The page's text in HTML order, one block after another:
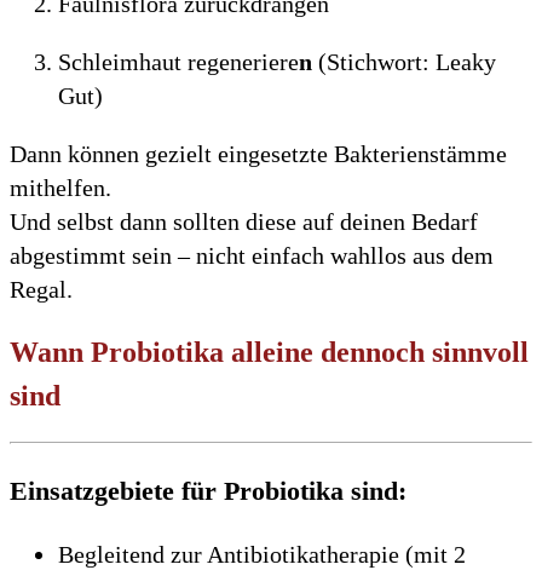
Schleimhaut regenerieren (Stichwort: Leaky
Gut)
Dann können gezielt eingesetzte Bakterienstämme
mithelfen.
Und selbst dann sollten diese auf deinen Bedarf
abgestimmt sein – nicht einfach wahllos aus dem
Regal.
Wann Probiotika alleine dennoch sinnvoll
sind
Einsatzgebiete für Probiotika sind:
Begleitend zur Antibiotikatherapie (mit 2